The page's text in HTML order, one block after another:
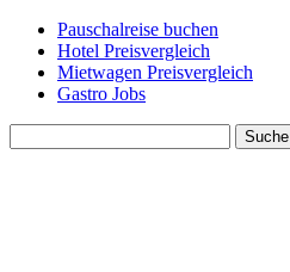
Pauschalreise buchen
Hotel Preisvergleich
Mietwagen Preisvergleich
Gastro Jobs
Suche